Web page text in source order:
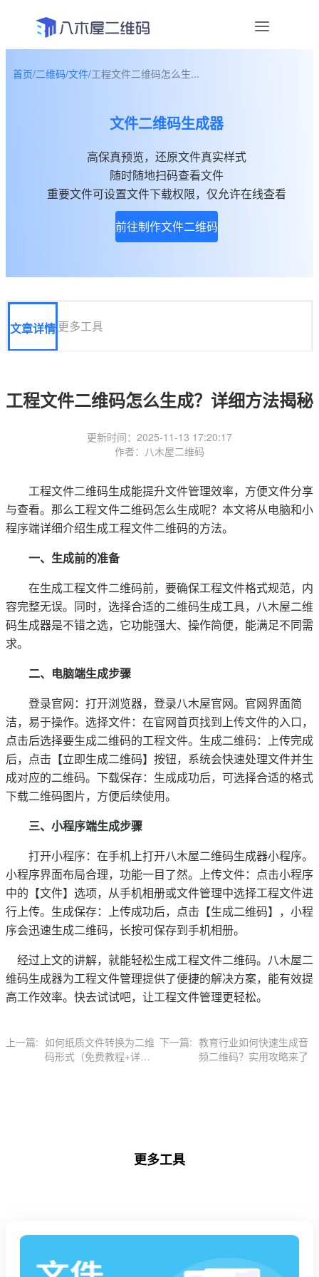
关于我们
首页/二维码/文件/工程文件二维码怎么生...
文件二维码生成器
高保真预览，还原文件真实样式
随时随地扫码查看文件
重要文件可设置文件下载权限，仅允许在线查看
前往制作文件二维码
文章详情更多工具
工程文件二维码怎么生成？详细方法揭秘
更新时间：2025-11-13 17:20:17
作者：八木屋二维码
工程文件二维码生成能提升文件管理效率，方便文件分享
与查看。那么工程文件二维码怎么生成呢？本文将从电脑和小
程序端详细介绍生成工程文件二维码的方法。
一、生成前的准备
在生成工程文件二维码前，要确保工程文件格式规范，内
容完整无误。同时，选择合适的二维码生成工具，八木屋二维
码生成器是不错之选，它功能强大、操作简便，能满足不同需
求。
二、电脑端生成步骤
登录官网：打开浏览器，登录八木屋官网。官网界面简
洁，易于操作。选择文件：在官网首页找到上传文件的入口，
点击后选择要生成二维码的工程文件。生成二维码：上传完成
后，点击【立即生成二维码】按钮，系统会快速处理文件并生
成对应的二维码。下载保存：生成成功后，可选择合适的格式
下载二维码图片，方便后续使用。
三、小程序端生成步骤
打开小程序：在手机上打开八木屋二维码生成器小程序。
小程序界面布局合理，功能一目了然。上传文件：点击小程序
中的【文件】选项，从手机相册或文件管理中选择工程文件进
行上传。生成保存：上传成功后，点击【生成二维码】，小程
序会迅速生成二维码，长按可保存到手机相册。
经过上文的讲解，就能轻松生成工程文件二维码。八木屋二
维码生成器为工程文件管理提供了便捷的解决方案，能有效提
高工作效率。快去试试吧，让工程文件管理更轻松。
上一篇: 如何纸质文件转换为二维
码形式（免费教程+详细
下一篇: 教育行业如何快速生成音
频二维码？实用攻略来了
更多工具